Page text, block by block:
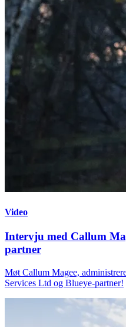
Video
Intervju med Callum
partner
Møt Callum Magee,
Services Ltd og Blueye-partner!